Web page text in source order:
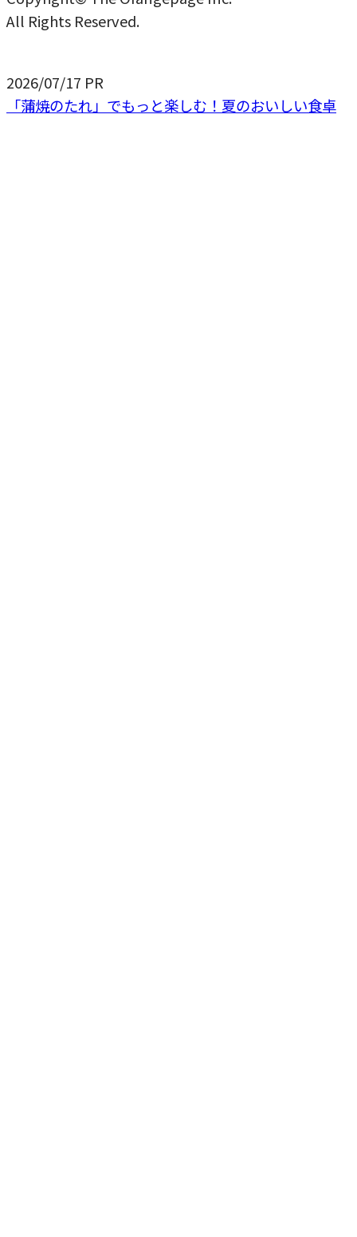
All Rights Reserved.
2026/07/17 PR
「蒲焼のたれ」でもっと楽しむ！夏のおいしい食卓